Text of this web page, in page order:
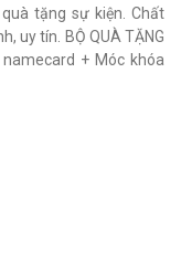
tặng sự kiện. Chất
uy tín. BỘ QUÀ TẶNG
+ Móc khóa